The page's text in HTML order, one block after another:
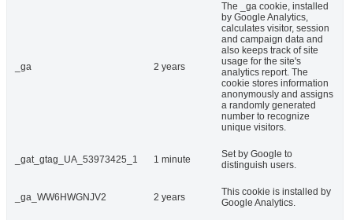
_ga 2 years
The _ga cookie, installed
by Google Analytics,
calculates visitor, session
and campaign data and
also keeps track of site
usage for the site's
analytics report. The
cookie stores information
anonymously and assigns
a randomly generated
number to recognize
unique visitors.
_gat_gtag_UA_53973425_1 1 minute
Set by Google to
distinguish users.
_ga_WW6HWGNJV2 2 years
This cookie is installed by
Google Analytics.